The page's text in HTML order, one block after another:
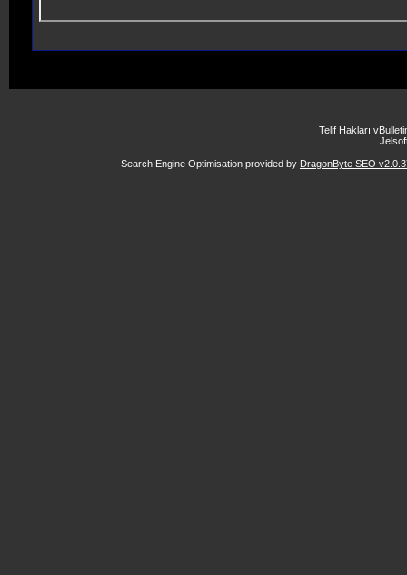
Telif Hakları
Search Engine Optimisation provided by DragonByte SEO